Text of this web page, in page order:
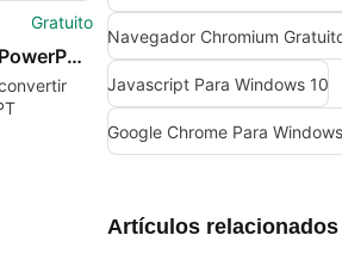
Gratuito
PDF to PowerPoint Converter
Navegador Chromium
Javascript Para Windows 10
Google Chrome Para
Artículos relacionados